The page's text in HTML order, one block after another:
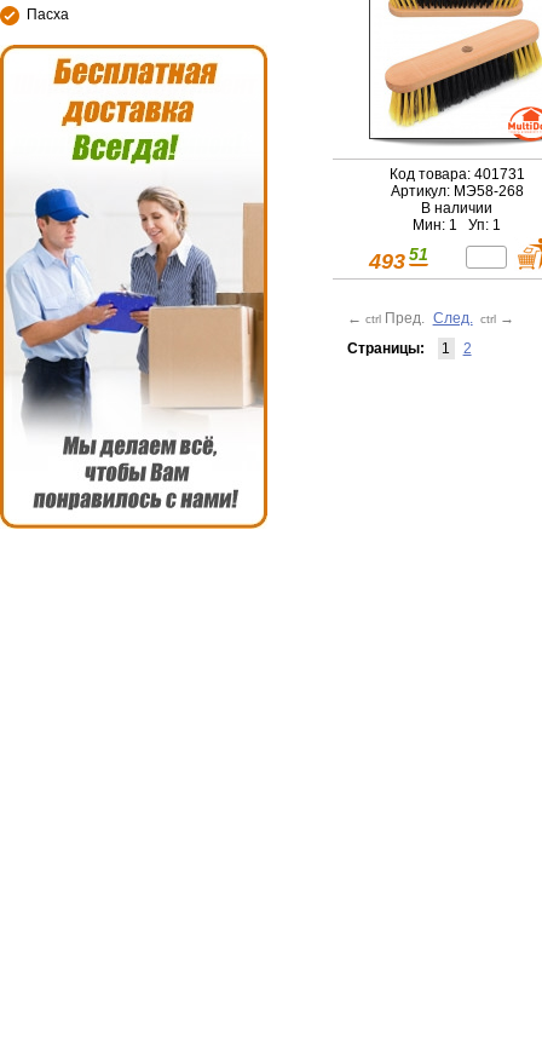
Пасха
Код товара: 401731
Артикул: МЭ58-268
В наличии
Мин: 1 Уп: 1
493 51
← ctrl Пред. След. ctrl →
Страницы:
1 2